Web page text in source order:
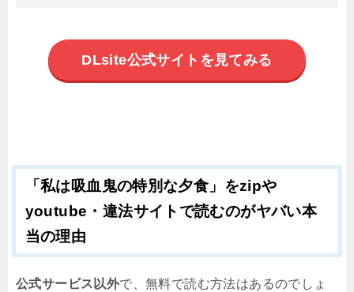
DLsite公式サイトを見てみる
「私は吸血鬼の特別な夕食」をzipや
youtube・違法サイトで読むのがヤバい本
当の理由
公式サービス以外で、無料で読む方法はあるのでしょ